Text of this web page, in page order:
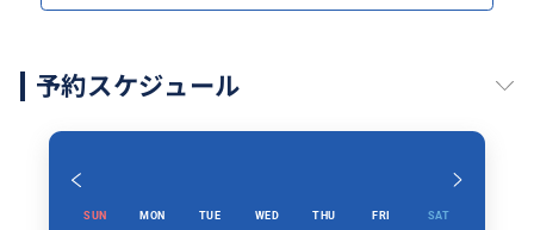
予約スケジュール
SUN MON TUE WED THU FRI SAT